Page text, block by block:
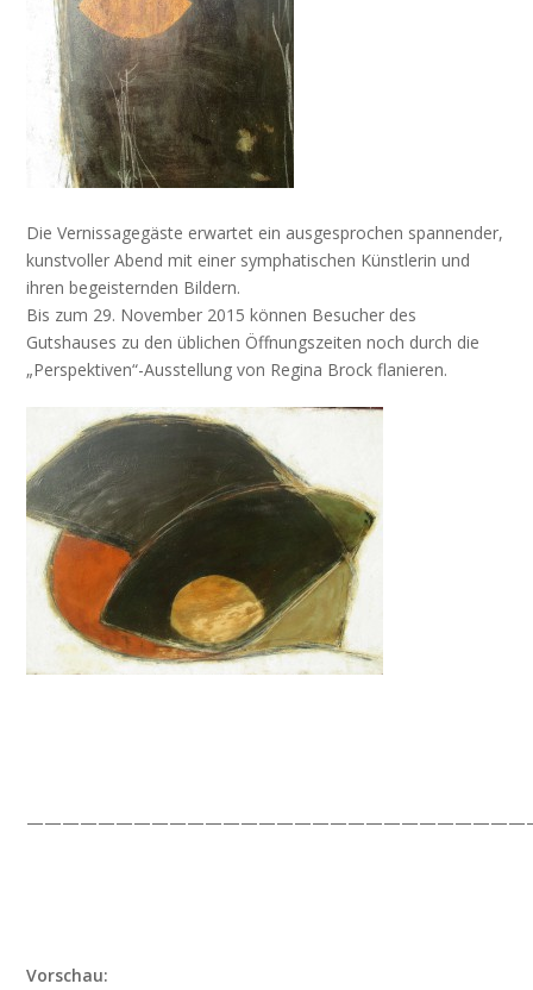
Die Vernissagegäste erwartet ein ausgesprochen spannender,
kunstvoller Abend mit einer symphatischen Künstlerin und
ihren begeisternden Bildern.
Bis zum 29. November 2015 können Besucher des
Gutshauses zu den üblichen Öffnungszeiten noch durch die
„Perspektiven“-Ausstellung von Regina Brock flanieren.
Vorschau: